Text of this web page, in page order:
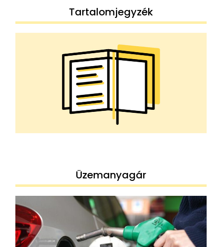
Tartalomjegyzék
Üzemanyagár